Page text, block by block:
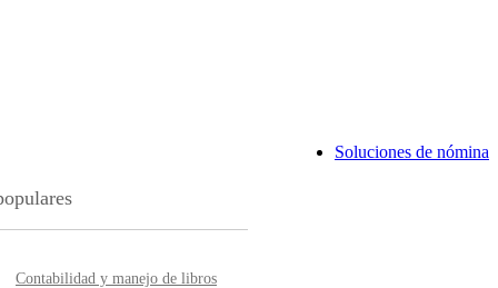
Soluciones de nómina
Contabilidad y manejo de libros